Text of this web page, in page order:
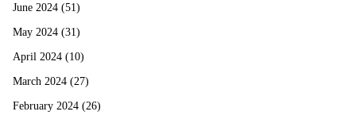
June 2024 (51)
May 2024 (31)
April 2024 (10)
March 2024 (27)
February 2024 (26)